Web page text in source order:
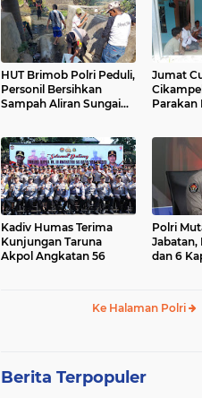
HUT Brimob Polri Peduli,
Personil Bersihkan
Sampah Aliran Sungai
Jumat
Parakan
Kadiv Humas Terima
Kunjungan Taruna
Akpol Angkatan 56
Polri
dan 6
Ke Halaman Polri
Berita Terpopuler